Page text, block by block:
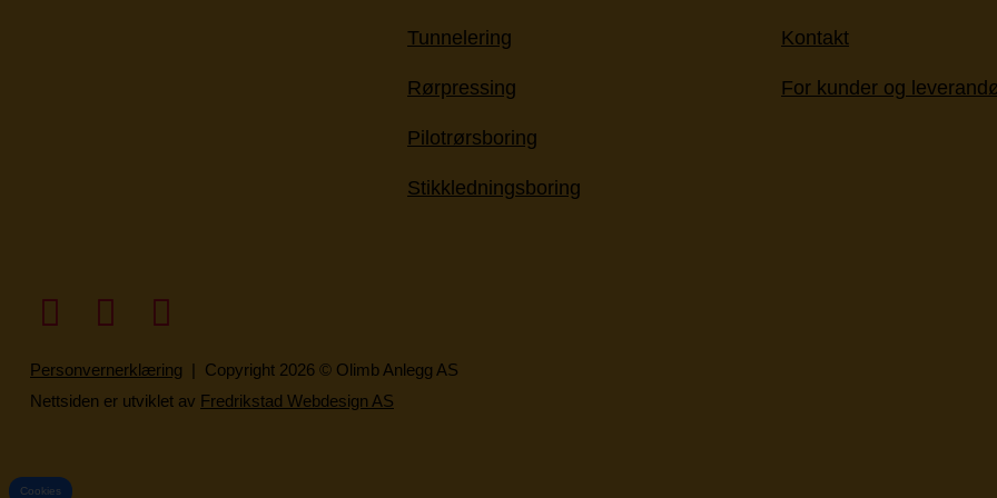
Tunnelering
Rørpressing
Pilotrørsboring
Stikkledningsboring
Kontakt
For kunder og
Personvernerklæring | Copyright 2026 © Olimb Anlegg AS
Nettsiden er utviklet av Fredrikstad Webdesign AS
Cookies